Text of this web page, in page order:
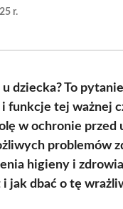
r.
dziecka? To
funkcje tej ważnej
w ochronie
problemów
higieny i
jak dbać o tę